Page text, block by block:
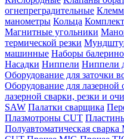
огнепреградительные
манометры Кольца
Магнитные угольники
термической резки
машинные Наборы
Насадки Ниппели Ниппели
Оборудование для заточки
Оборудование для лазерной
лазерной сварки, резки и
SAW Палатки сварщика
Плазмотроны CUT
Полуавтоматическая